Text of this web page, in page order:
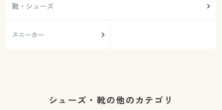
靴・シューズ
スニーカー
シューズ・靴の他のカテゴリ